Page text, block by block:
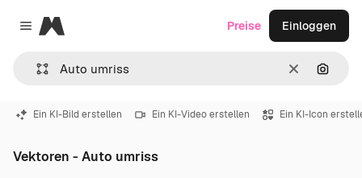
Close menu
Magnific
LöschenNach
Preise Einloggen
Ein KI-Bild erstellen Ein KI-Video erstellen Ein KI-Icon
Vektoren - Auto umriss